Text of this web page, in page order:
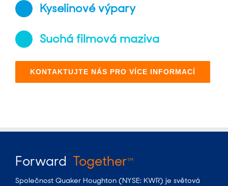
Kyselinové výpary
Suchá filmová maziva
KONTAKTUJTE NÁS PRO VÍCE INFORMACÍ
Forward TogetherTM
Společnost Quaker Houghton (NYSE: KWR) je světová